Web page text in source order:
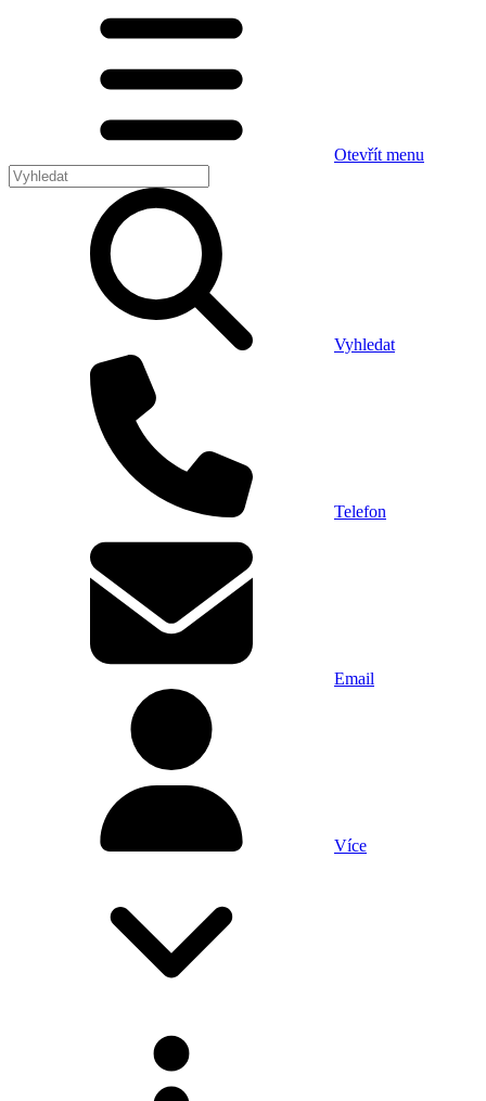
Otevřít menu
Vyhledat
Telefon
Email
Více